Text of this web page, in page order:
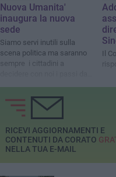
Nuova Umanita'
inaugura la nuova
sede
Siamo servi inutili sulla
scena politica ma saranno
sempre i cittadini a
Il
RICEVI AGGIORNAMENTI E
CONTENUTI DA CORATO
NELLA TUA E-MAIL